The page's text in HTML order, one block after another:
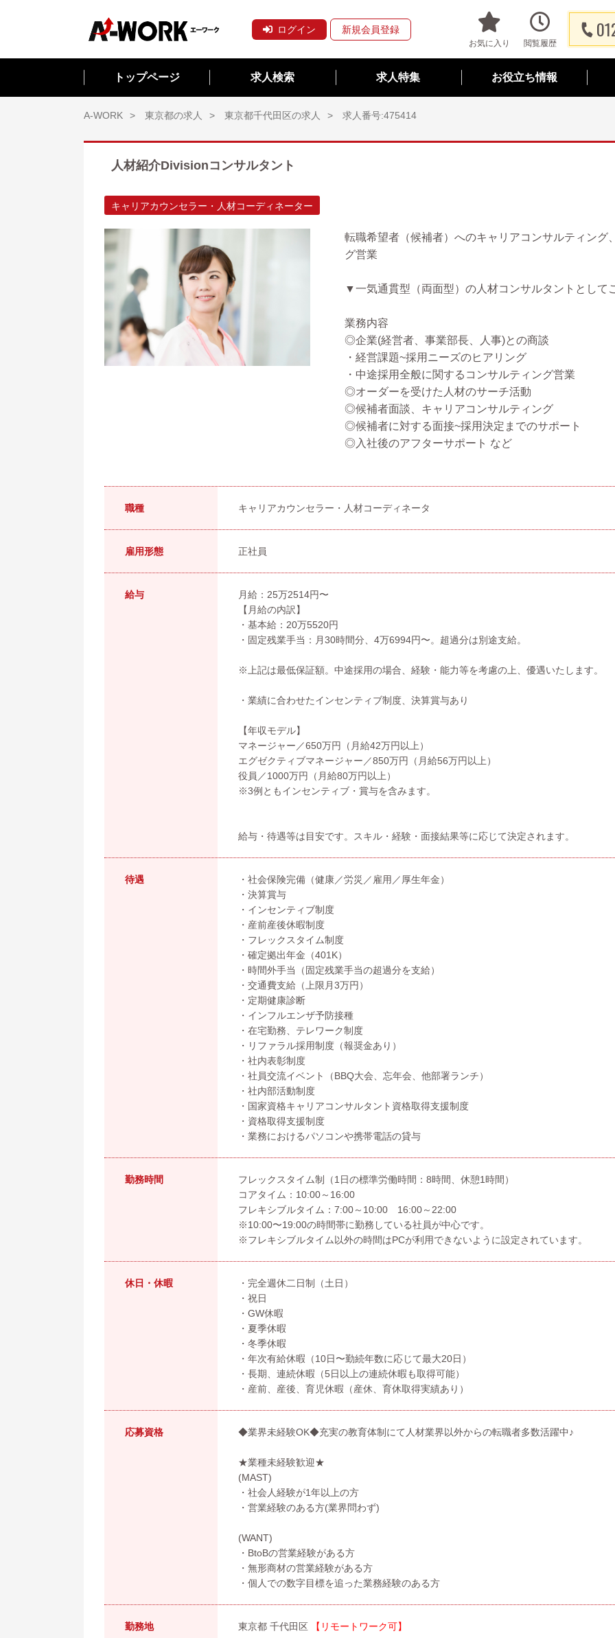
ログイン 新規会員登録
お気に入り 閲覧履歴
トップページ 求人検索 求人特集 お役立ち情報
A-WORK 東京都の求人 東京都千代田区の求人 求人番号:475414
人材紹介Divisionコンサルタント
キャリアカウンセラー・人材コーディネーター
転職希望者（候補者）へのキャリアコンサルティング
グ営業
▼一気通貫型（両面型）の人材コンサルタントとして
業務内容
◎企業(経営者、事業部長、人事)との商談
・経営課題~採用ニーズのヒアリング
・中途採用全般に関するコンサルティング営業
◎オーダーを受けた人材のサーチ活動
◎候補者面談、キャリアコンサルティング
◎候補者に対する面接~採用決定までのサポート
◎入社後のアフターサポート など
職種 キャリアカウンセラー・人材コーディネータ
雇用形態 正社員
給与
月給：25万2514円〜
【月給の内訳】
・基本給：20万5520円
・固定残業手当：月30時間分、4万6994円〜。超過分は別途支給。
※上記は最低保証額。中途採用の場合、経験・能力等を考慮の上、優遇いたします。
・業績に合わせたインセンティブ制度、決算賞与あり
【年収モデル】
マネージャー／650万円（月給42万円以上）
エグゼクティブマネージャー／850万円（月給56万円以上）
役員／1000万円（月給80万円以上）
※3例ともインセンティブ・賞与を含みます。
給与・待遇等は目安です。スキル・経験・面接結果等に応じて決定されます。
待遇
・社会保険完備（健康／労災／雇用／厚生年金）
・決算賞与
・インセンティブ制度
・産前産後休暇制度
・フレックスタイム制度
・確定拠出年金（401K）
・時間外手当（固定残業手当の超過分を支給）
・交通費支給（上限月3万円）
・定期健康診断
・インフルエンザ予防接種
・在宅勤務、テレワーク制度
・リファラル採用制度（報奨金あり）
・社内表彰制度
・社員交流イベント（BBQ大会、忘年会、他部署ランチ）
・社内部活動制度
・国家資格キャリアコンサルタント資格取得支援制度
・資格取得支援制度
・業務におけるパソコンや携帯電話の貸与
勤務時間
フレックスタイム制（1日の標準労働時間：8時間、休憩1時間）
コアタイム：10:00～16:00
フレキシブルタイム：7:00～10:00 16:00～22:00
※10:00〜19:00の時間帯に勤務している社員が中心です。
※フレキシブルタイム以外の時間はPCが利用できないように設定されています。
休日・休暇
・完全週休二日制（土日）
・祝日
・GW休暇
・夏季休暇
・冬季休暇
・年次有給休暇（10日〜勤続年数に応じて最大20日）
・長期、連続休暇（5日以上の連続休暇も取得可能）
・産前、産後、育児休暇（産休、育休取得実績あり）
応募資格 ◆業界未経験OK◆充実の教育体制にて人材業界以外からの転職者多数活躍中♪
★業種未経験歓迎★
(MAST)
・社会人経験が1年以上の方
・営業経験のある方(業界問わず)
(WANT)
・BtoBの営業経験がある方
・無形商材の営業経験がある方
・個人での数字目標を追った業務経験のある方
勤務地 東京都 千代田区 【リモートワーク可】